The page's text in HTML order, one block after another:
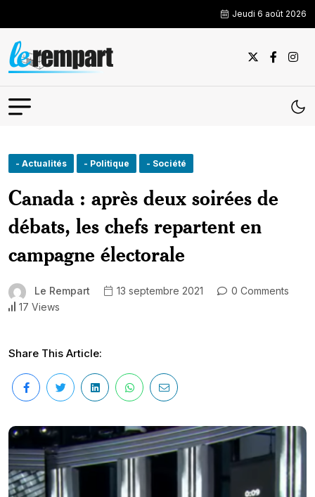
Jeudi 6 août 2026
- Actualités - Politique - Société
Canada : après deux soirées de
débats, les chefs repartent en
campagne électorale
Le Rempart 13 septembre 2021
0 Comments
17 Views
Share This Article: